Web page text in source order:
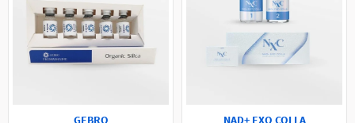
GEBRO
NAD+ EXO COLLA